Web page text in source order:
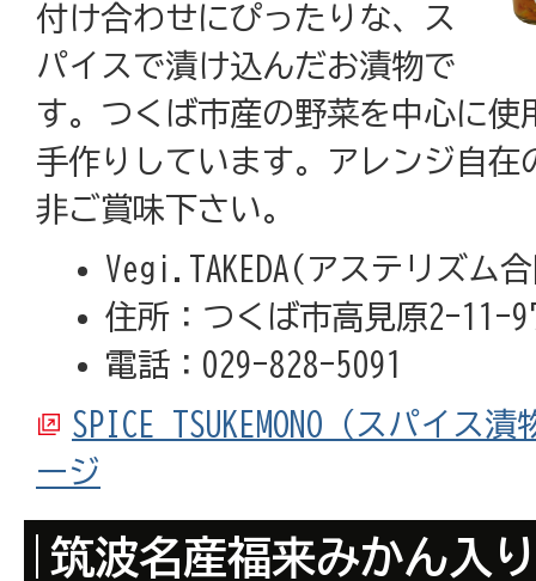
付け合わせにぴったりな、ス
パイスで漬け込んだお漬物で
す。つくば市産の野菜を中心に使
手作りしています。アレンジ自在
非ご賞味下さい。
Vegi.TAKEDA(アステリズム
住所：つくば市高見原2-11-
電話：029-828-5091
SPICE TSUKEMONO（スパイス
ージ
筑波名産福来みかん入